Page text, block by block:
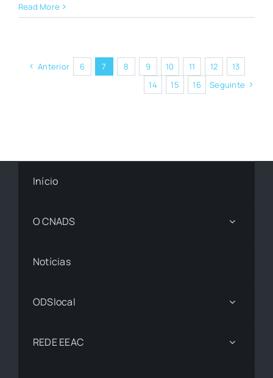
Read More
Anterior 6 7 8 9 10 11 12
13
14
15 16 Seguinte
Início
O CNADS
Notícias
ODSlocal
REDE EEAC